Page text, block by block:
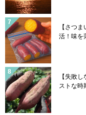
【さつ
活！味を
【失敗
ストな時